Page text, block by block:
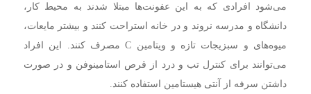
می‌شود افرادی که به این عفونت‌ها مبتلا شدند به محیط کار،
دانشگاه و مدرسه نروند و در خانه استراحت کنند و بیشتر مایعات،
میوه‌های و سبزیجات تازه و ویتامین C مصرف کنند. این افراد
می‌توانند برای کنترل تب و درد از قرص استامینوفن و در صورت
داشتن سرفه از آنتی هیستامین استفاده کنند.